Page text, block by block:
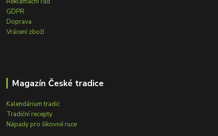
GDPR
Doprava
Vrácení zboží
Magazín České tradice
Kalendárium tradic
Tradiční recepty
Nápady pro šikovné ruce